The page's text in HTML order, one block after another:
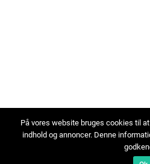
På vores website bruges cookies til
indhold og annoncer. Denne